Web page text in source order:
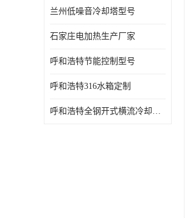
兰州低噪音冷却塔型号
石家庄电加热生产厂家
呼和浩特节能控制型号
呼和浩特316水箱定制
呼和浩特全钢开式横流冷却塔型号